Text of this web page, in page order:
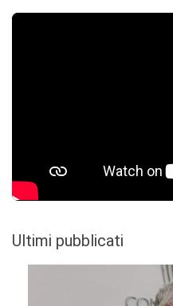
Ultimi pubblicati